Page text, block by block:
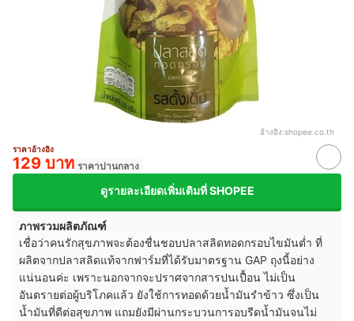
อ้างอิง:shopee.co.th
ราคาอ้างอิง
129 บาท ราคาปานกลาง
ดูรายละเอียดเพิ่มเติมที่ SHOPEE
ภาพรวมผลิตภัณฑ์
เชื่อว่าคนรักสุขภาพจะต้องชื่นชอบปลาสลิดทอดกรอบไขมันต่ำ ที่
ผลิตจากปลาสลิดแท้จากฟาร์มที่ได้รับมาตรฐาน GAP ถุงนี้อย่าง
แน่นอนค่ะ เพราะนอกจากจะปราศจากสารปนเปื้อน ไม่เป็น
อันตรายต่อผู้บริโภคแล้ว ยังใช้การทอดด้วยน้ำมันรำข้าว ซึ่งเป็น
น้ำมันที่ดีต่อสุขภาพ แถมยังมีผ่านกระบวนการอบรีดน้ำมันจนไม่